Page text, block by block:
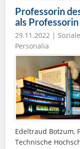
Professorin
als
29.11.2022 |
Personalia
Edeltraud Botzum,
Technische